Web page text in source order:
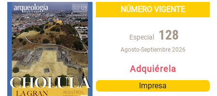
NÚMERO VIGENTE
Especial 128
Agosto-Septiembre 2026
Adquiérela
Impresa